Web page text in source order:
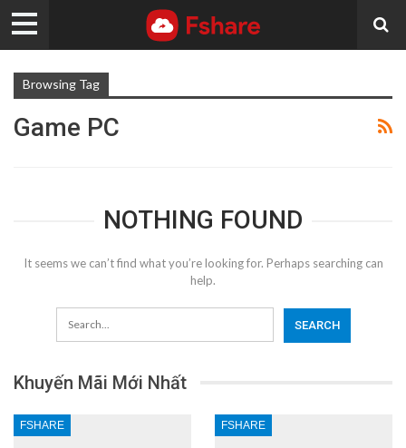
Browsing Tag
Game PC
NOTHING FOUND
It seems we can’t find what you’re looking for. Perhaps searching can
help.
Khuyến Mãi Mới Nhất
FSHARE FSHARE